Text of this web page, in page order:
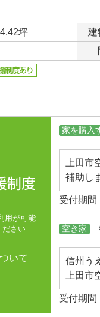
坪 建
用が可能
ださい
いて
家を購入
上田
補助し
意くだ
受付期間
空き家
信州う
上田
項を記
※利用
受付期間